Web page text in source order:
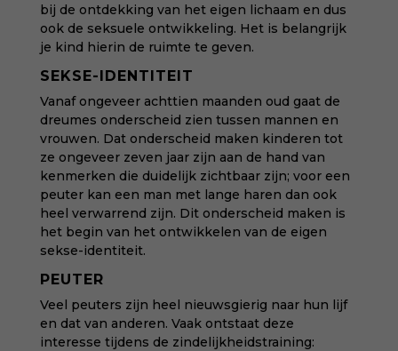
bij de ontdekking van het eigen lichaam en dus
ook de seksuele ontwikkeling. Het is belangrijk
je kind hierin de ruimte te geven.
SEKSE-IDENTITEIT
Vanaf ongeveer achttien maanden oud gaat de
dreumes onderscheid zien tussen mannen en
vrouwen. Dat onderscheid maken kinderen tot
ze ongeveer zeven jaar zijn aan de hand van
kenmerken die duidelijk zichtbaar zijn; voor een
peuter kan een man met lange haren dan ook
heel verwarrend zijn. Dit onderscheid maken is
het begin van het ontwikkelen van de eigen
sekse-identiteit.
PEUTER
Veel peuters zijn heel nieuwsgierig naar hun lijf
en dat van anderen. Vaak ontstaat deze
interesse tijdens de zindelijkheidstraining: